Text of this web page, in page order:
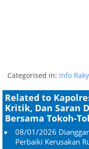
Categorised in: Info
Related to
Kritik, Dan Saran
Bersama Tokoh-
08/01/2026
Perbaiki Kerusakan